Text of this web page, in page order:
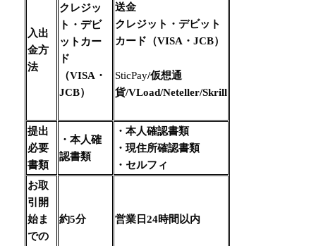
入出
金方
法
クレジッ
ト・デビ
ットカー
ド
（VISA・
JCB）
送金
クレジット・デビット
カード（VISA・JCB）
SticPay/仮想通
貨/VLoad/Neteller/Skrill
提出
必要
書類​
・本人確
認書類
・本人確認書類
・現住所確認書類
・セルフィ
お取
引開
始ま
での
約5分 営業日24時間以内